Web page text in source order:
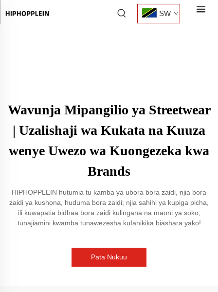
SW
Wavunja Mipangilio ya Streetwear
| Uzalishaji wa Kukata na Kuuza
wenye Uwezo wa Kuongezeka kwa
Brands
HIPHOPPLEIN hutumia tu kamba ya ubora bora zaidi, njia bora
zaidi ya kushona, huduma bora zaidi; njia sahihi ya kupiga picha,
ili kuwapatia bidhaa bora zaidi kulingana na maoni ya soko;
tunajiamini kwamba tunawezesha kufanikika biashara yako!
Pata Nukuu